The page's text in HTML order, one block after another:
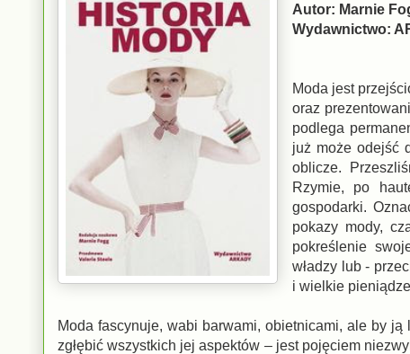
Autor: Marnie
Wydawnictwo:
Moda jest
oraz
podlega
już może odejść
oblicze.
Rzymie, po
gospodarki.
pokazy mody,
pokreślenie
władzy lub -
i wielkie
Moda fascynuje, wabi barwami, obietnicami, ale by
zgłębić wszystkich jej aspektów – jest pojęciem